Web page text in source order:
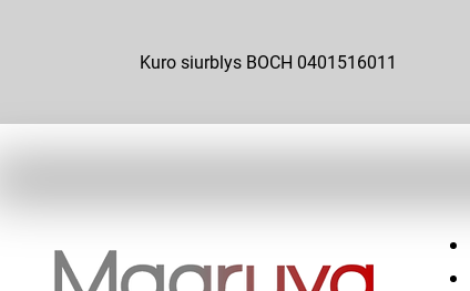
Kuro siurblys BOCH 0401516011